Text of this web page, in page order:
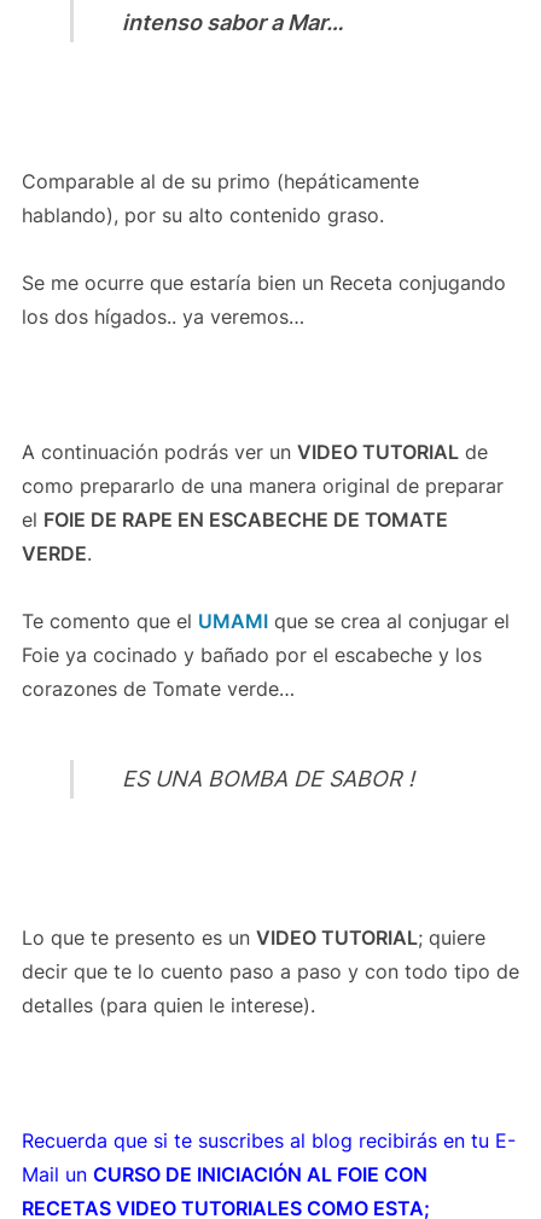
intenso sabor a Mar…
Comparable al de su primo (hepáticamente
hablando), por su alto contenido graso.
Se me ocurre que estaría bien un Receta conjugando
los dos hígados.. ya veremos…
A continuación podrás ver un VIDEO TUTORIALde
como prepararlo de una manera original de preparar
el FOIE DE RAPE EN ESCABECHE DE TOMATE
VERDE.
Te comento que el UMAMIque se crea al conjugar el
Foie ya cocinado y bañado por el escabeche y los
corazones de Tomate verde…
ES UNA BOMBA DE SABOR !
Lo que te presento es un VIDEO TUTORIAL; quiere
decir que te lo cuento paso a paso y con todo tipo de
detalles (para quien le interese).
Recuerda que si te suscribes al blog recibirás en tu E-
Mail un CURSO DE INICIACIÓN AL FOIE CON
RECETAS VIDEO TUTORIALES COMO ESTA;